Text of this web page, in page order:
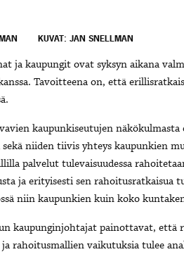
KUVAT: JAN SNELLMAN
ja kaupungit ovat syksyn aikana
Tavoitteena on, että
kaupunkiseutujen
niiden tiivis yhteys kaupunkien
palvelut tulevaisuudessa
ja erityisesti sen rahoitusratkaisua
niin kaupunkien kuin koko
kaupunginjohtajat painottavat,
rahoitusmallien vaikutuksia tulee